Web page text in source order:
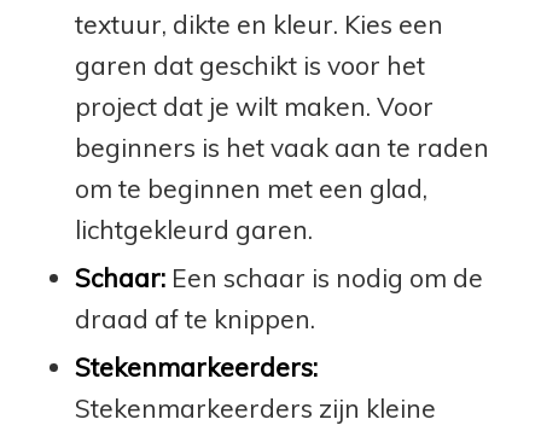
textuur, dikte en kleur. Kies een
garen dat geschikt is voor het
project dat je wilt maken. Voor
beginners is het vaak aan te raden
om te beginnen met een glad,
lichtgekleurd garen.
Schaar:Een schaar is nodig om de
draad af te knippen.
Stekenmarkeerders:
Stekenmarkeerders zijn kleine